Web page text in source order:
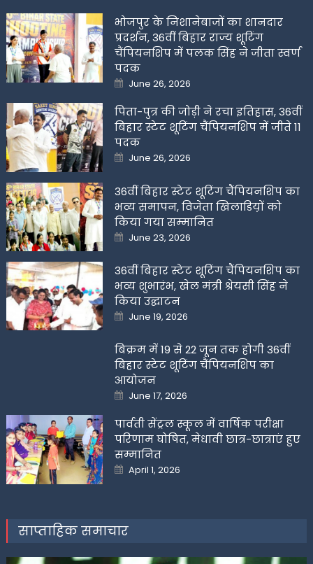
भोजपुर के निशानेबाजों का शानदार
प्रदर्शन, 36वीं बिहार राज्य शूटिंग
चैंपियनशिप में पलक सिंह ने जीता स्वर्ण
पदक
Posted
on
June 26, 2026
पिता-पुत्र की जोड़ी ने रचा इतिहास, 36वीं
बिहार स्टेट शूटिंग चैंपियनशिप में जीते 11
पदक
Posted
on
June 26, 2026
36वीं बिहार स्टेट शूटिंग चैंपियनशिप का
भव्य समापन, विजेता खिलाडिय़ों को
किया गया सम्मानित
Posted
on
June 23, 2026
36वीं बिहार स्टेट शूटिंग चैंपियनशिप का
भव्य शुभारंभ, खेल मंत्री श्रेयसी सिंह ने
किया उद्घाटन
Posted
on
June 19, 2026
बिक्रम में 19 से 22 जून तक होगी 36वीं
बिहार स्टेट शूटिंग चैंपियनशिप का
आयोजन
Posted
on
June 17, 2026
पार्वती सेंट्रल स्कूल में वार्षिक परीक्षा
परिणाम घोषित, मेधावी छात्र-छात्राएं हुए
सम्मानित
Posted
on
April 1, 2026
साप्ताहिक समाचार